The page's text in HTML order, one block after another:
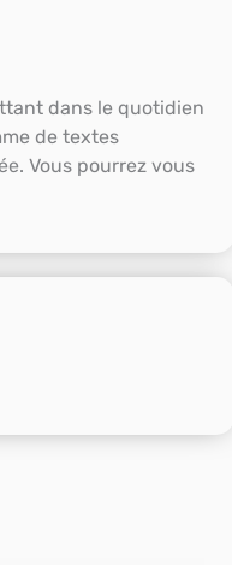
dans le quotidien
de textes
Vous pourrez vous